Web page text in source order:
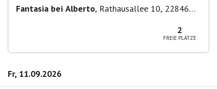
Fantasia bei Alberto, Rathausallee 10, 22846
2
FREIE PLÄTZE
Fr, 11.09.2026